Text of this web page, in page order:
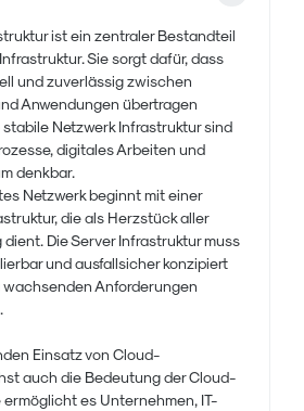
ist ein zentraler Bestandteil
Sie sorgt dafür, dass
und zuverlässig zwischen
Anwendungen übertragen
Netzwerk Infrastruktur sind
digitales Arbeiten und
denkbar.
Netzwerk beginnt mit einer
die als Herzstück aller
Die Server Infrastruktur muss
und ausfallsicher konzipiert
wachsenden Anforderungen
Einsatz von Cloud-
auch die Bedeutung der Cloud-
ermöglicht es Unternehmen, IT-